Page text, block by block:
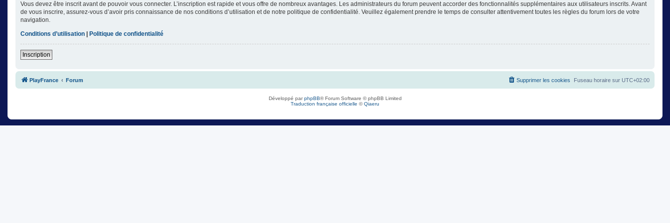
Vous devez être inscrit avant de pouvoir vous connecter. L’inscription est rapide et vous offre de nombreux avantages. Les administrateurs du forum peuvent accorder des fonctionnalités supplémentaires aux utilisateurs inscrits. Avant
de vous inscrire, assurez-vous d’avoir pris connaissance de nos conditions d’utilisation et de notre politique de confidentialité. Veuillez également prendre le temps de consulter attentivement toutes les règles du forum lors de votre
navigation.
Conditions d’utilisation | Politique de confidentialité
Inscription
PlayFrance Forum Fuseau horaire sur UTC+02:00
Supprimer les cookies
Développé parphpBB® Forum Software © phpBB Limited
Traduction française officielle ©Qiaeru